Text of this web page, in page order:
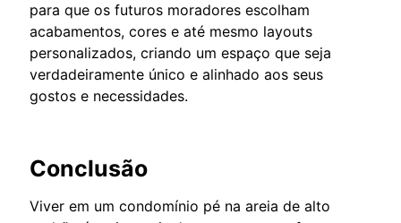
para que os futuros moradores escolham
acabamentos, cores e até mesmo layouts
personalizados, criando um espaço que seja
verdadeiramente único e alinhado aos seus
gostos e necessidades.
Conclusão
Viver em um condomínio pé na areia de alto